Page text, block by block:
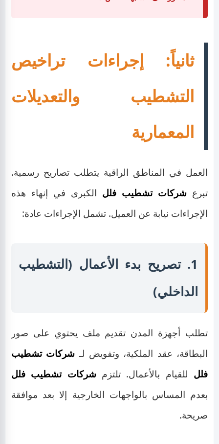
ثانياً: إجراءات تراخيص
التشطيب والتعديلات
المعمارية
العمل في المناطق الراقية يتطلب تصاريح رسمية.
تبرع شركات تشطيب فلل الكبرى في إنهاء هذه
الإجراءات نيابة عن العميل. تشمل الإجراءات عادة:
1. تصريح بدء الأعمال (التشطيب
الداخلي)
تطلب أجهزة المدن تقديم ملف يحتوي على صور
البطاقة، عقد الملكية، وتفويض لـ شركات تشطيب
فلل للقيام بالأعمال. تلتزمشركات تشطيب فلل
بعدم المساس بالواجهات الخارجية إلا بعد موافقة
صريحة.